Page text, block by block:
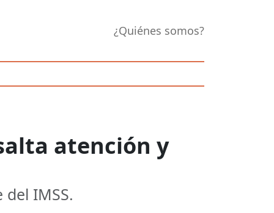
¿Quiénes somos?
atención y
IMSS.